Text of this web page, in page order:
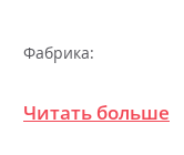
Фабрика:
Цвет (Корпус):
Читать больше